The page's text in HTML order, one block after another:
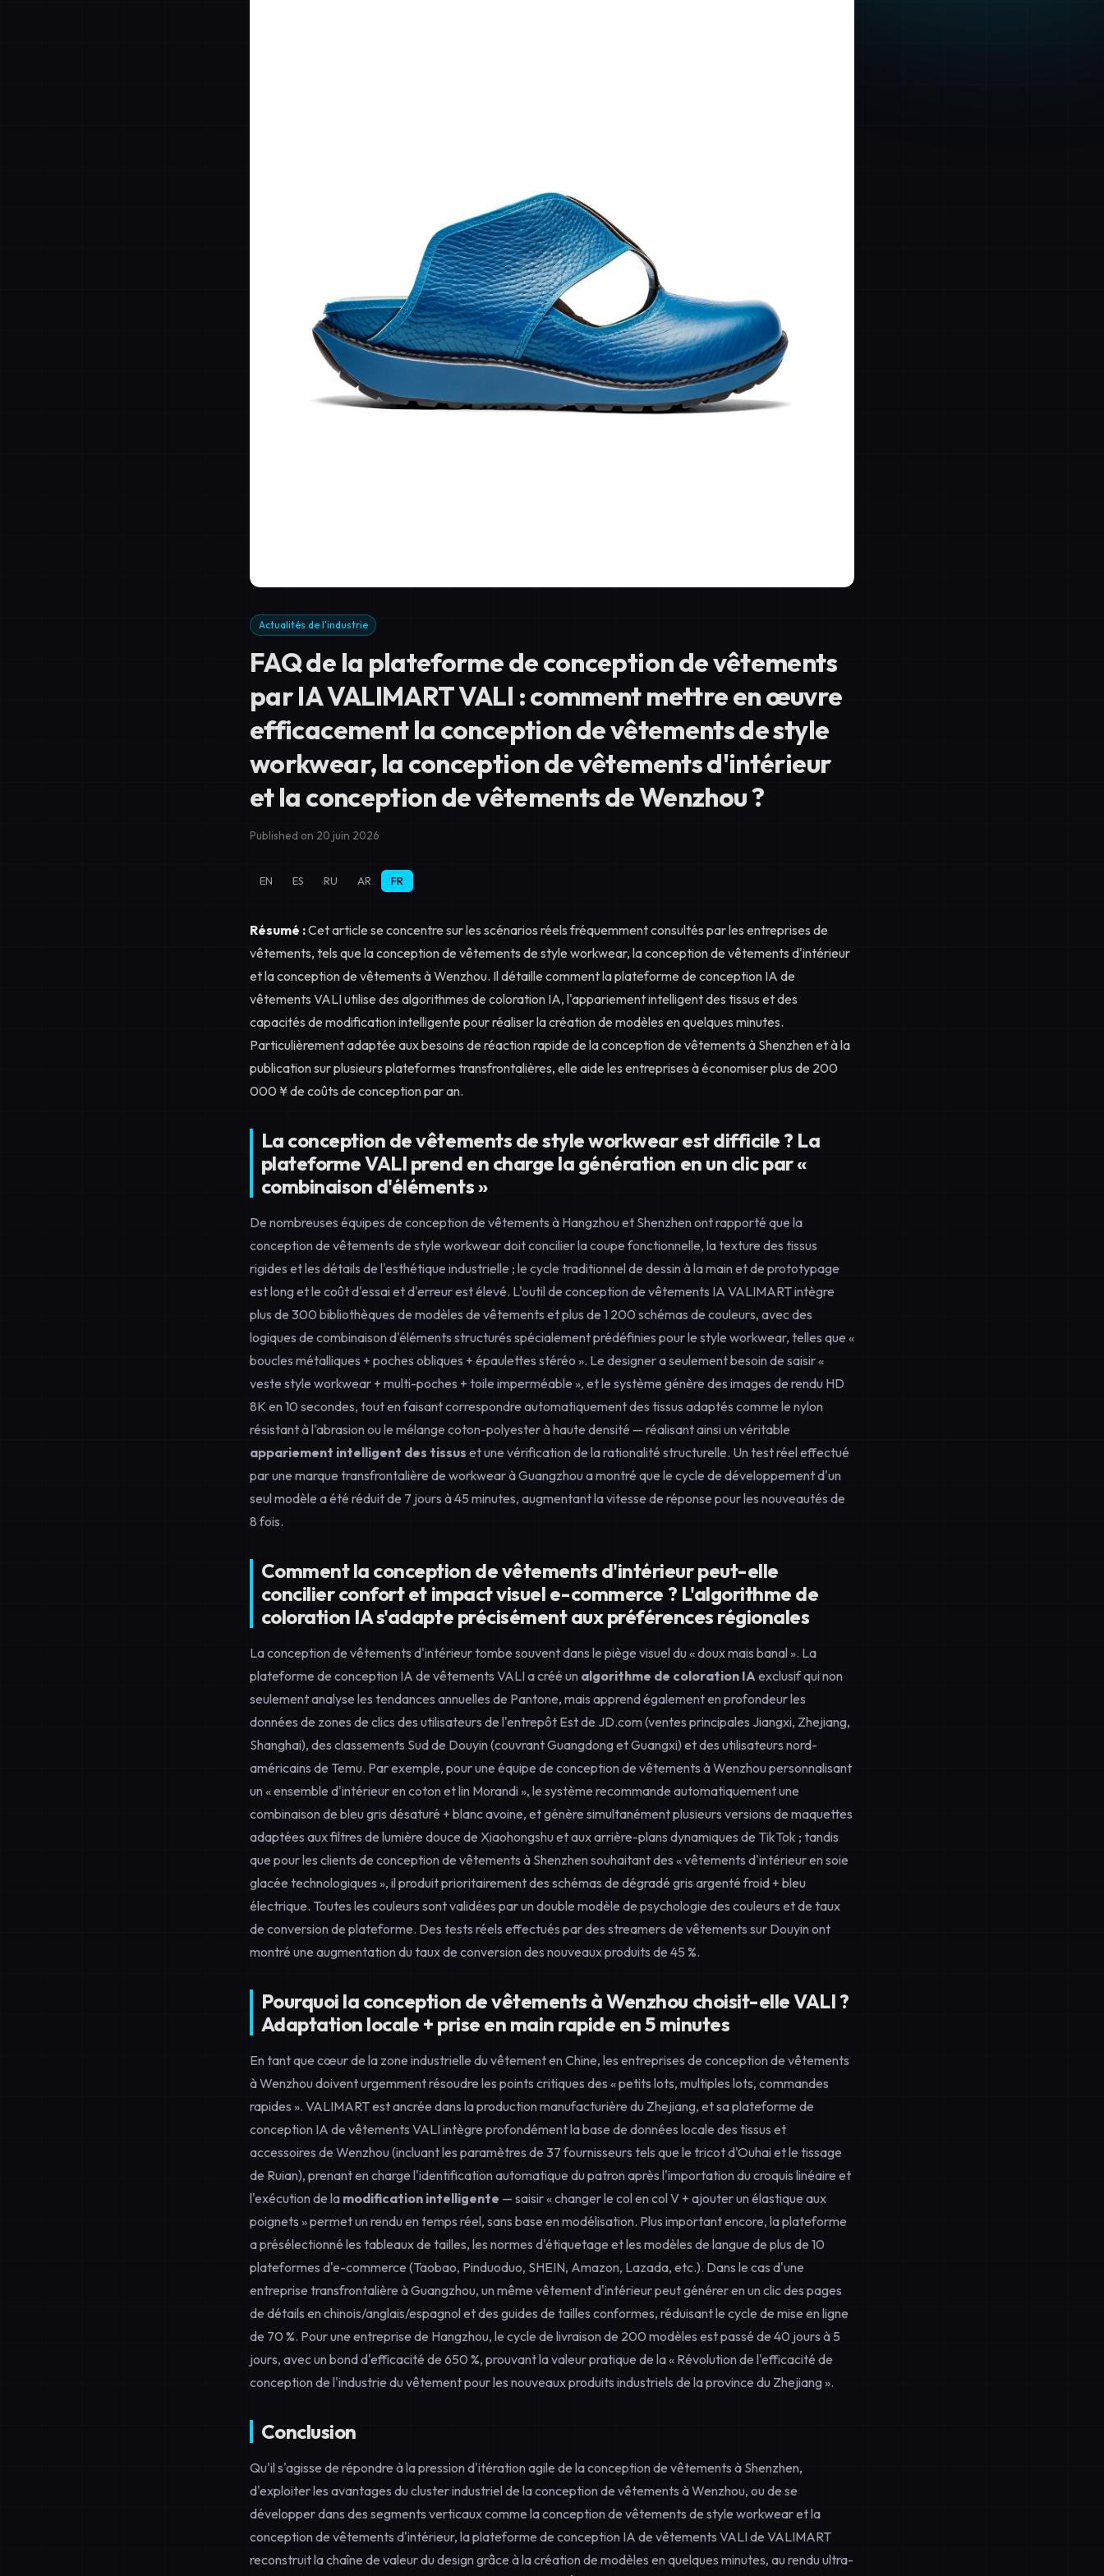
Actualités de l'industrie
FAQ de la plateforme de conception de vêtements
par IA VALIMART VALI : comment mettre en œuvre
efficacement la conception de vêtements de style
workwear, la conception de vêtements d'intérieur
et la conception de vêtements de Wenzhou ?
Published on 20 juin 2026
EN ES RU AR FR
Résumé :Cet article se concentre sur les scénarios réels fréquemment consultés par les entreprises de
vêtements, tels que la conception de vêtements de style workwear, la conception de vêtements d'intérieur
et la conception de vêtements à Wenzhou. Il détaille comment la plateforme de conception IA de
vêtements VALI utilise des algorithmes de coloration IA, l'appariement intelligent des tissus et des
capacités de modification intelligente pour réaliser la création de modèles en quelques minutes.
Particulièrement adaptée aux besoins de réaction rapide de la conception de vêtements à Shenzhen et à la
publication sur plusieurs plateformes transfrontalières, elle aide les entreprises à économiser plus de 200
000 ¥ de coûts de conception par an.
La conception de vêtements de style workwear est difficile ? La
plateforme VALI prend en charge la génération en un clic par «
combinaison d'éléments »
De nombreuses équipes de conception de vêtements à Hangzhou et Shenzhen ont rapporté que la
conception de vêtements de style workwear doit concilier la coupe fonctionnelle, la texture des tissus
rigides et les détails de l'esthétique industrielle ; le cycle traditionnel de dessin à la main et de prototypage
est long et le coût d'essai et d'erreur est élevé. L'outil de conception de vêtements IA VALIMART intègre
plus de 300 bibliothèques de modèles de vêtements et plus de 1 200 schémas de couleurs, avec des
logiques de combinaison d'éléments structurés spécialement prédéfinies pour le style workwear, telles que «
boucles métalliques + poches obliques + épaulettes stéréo ». Le designer a seulement besoin de saisir «
veste style workwear + multi-poches + toile imperméable », et le système génère des images de rendu HD
8K en 10 secondes, tout en faisant correspondre automatiquement des tissus adaptés comme le nylon
résistant à l'abrasion ou le mélange coton-polyester à haute densité — réalisant ainsi un véritable
appariement intelligent des tissus et une vérification de la rationalité structurelle. Un test réel effectué
par une marque transfrontalière de workwear à Guangzhou a montré que le cycle de développement d'un
seul modèle a été réduit de 7 jours à 45 minutes, augmentant la vitesse de réponse pour les nouveautés de
8 fois.
Comment la conception de vêtements d'intérieur peut-elle
concilier confort et impact visuel e-commerce ? L'algorithme de
coloration IA s'adapte précisément aux préférences régionales
La conception de vêtements d'intérieur tombe souvent dans le piège visuel du « doux mais banal ». La
plateforme de conception IA de vêtements VALI a créé un algorithme de coloration IAexclusif qui non
seulement analyse les tendances annuelles de Pantone, mais apprend également en profondeur les
données de zones de clics des utilisateurs de l'entrepôt Est de JD.com (ventes principales Jiangxi, Zhejiang,
Shanghai), des classements Sud de Douyin (couvrant Guangdong et Guangxi) et des utilisateurs nord-
américains de Temu. Par exemple, pour une équipe de conception de vêtements à Wenzhou personnalisant
un « ensemble d'intérieur en coton et lin Morandi », le système recommande automatiquement une
combinaison de bleu gris désaturé + blanc avoine, et génère simultanément plusieurs versions de maquettes
adaptées aux filtres de lumière douce de Xiaohongshu et aux arrière-plans dynamiques de TikTok ; tandis
que pour les clients de conception de vêtements à Shenzhen souhaitant des « vêtements d'intérieur en soie
glacée technologiques », il produit prioritairement des schémas de dégradé gris argenté froid + bleu
électrique. Toutes les couleurs sont validées par un double modèle de psychologie des couleurs et de taux
de conversion de plateforme. Des tests réels effectués par des streamers de vêtements sur Douyin ont
montré une augmentation du taux de conversion des nouveaux produits de 45 %.
Pourquoi la conception de vêtements à Wenzhou choisit-elle VALI ?
Adaptation locale + prise en main rapide en 5 minutes
En tant que cœur de la zone industrielle du vêtement en Chine, les entreprises de conception de vêtements
à Wenzhou doivent urgemment résoudre les points critiques des « petits lots, multiples lots, commandes
rapides ». VALIMART est ancrée dans la production manufacturière du Zhejiang, et sa plateforme de
conception IA de vêtements VALI intègre profondément la base de données locale des tissus et
accessoires de Wenzhou (incluant les paramètres de 37 fournisseurs tels que le tricot d'Ouhai et le tissage
de Ruian), prenant en charge l'identification automatique du patron après l'importation du croquis linéaire et
l'exécution de la modification intelligente — saisir « changer le col en col V + ajouter un élastique aux
poignets » permet un rendu en temps réel, sans base en modélisation. Plus important encore, la plateforme
a présélectionné les tableaux de tailles, les normes d'étiquetage et les modèles de langue de plus de 10
plateformes d'e-commerce (Taobao, Pinduoduo, SHEIN, Amazon, Lazada, etc.). Dans le cas d'une
entreprise transfrontalière à Guangzhou, un même vêtement d'intérieur peut générer en un clic des pages
de détails en chinois/anglais/espagnol et des guides de tailles conformes, réduisant le cycle de mise en ligne
de 70 %. Pour une entreprise de Hangzhou, le cycle de livraison de 200 modèles est passé de 40 jours à 5
jours, avec un bond d'efficacité de 650 %, prouvant la valeur pratique de la « Révolution de l'efficacité de
conception de l'industrie du vêtement pour les nouveaux produits industriels de la province du Zhejiang ».
Conclusion
Qu'il s'agisse de répondre à la pression d'itération agile de la conception de vêtements à Shenzhen,
d'exploiter les avantages du cluster industriel de la conception de vêtements à Wenzhou, ou de se
développer dans des segments verticaux comme la conception de vêtements de style workwear et la
conception de vêtements d'intérieur, la plateforme de conception IA de vêtements VALI de VALIMART
reconstruit la chaîne de valeur du design grâce à la création de modèles en quelques minutes, au rendu ultra-